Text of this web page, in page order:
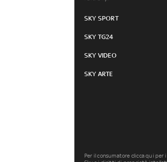
SKY SPORT
SKY TG24
SKY VIDEO
SKY ARTE
Per il consumatore clicca qui per